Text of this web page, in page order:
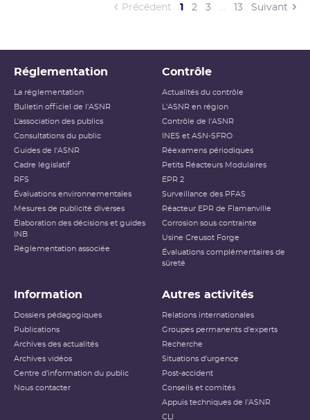
sont maintenant achevés sur l’ensemble des réacteurs nucléaires
Précédent 1 (current)
2 3 … 13 Suivant
Réglementation
La réglementation
Bulletin officiel de l'ASNR
L’association des publics
Consultations du public
Guides de l'ASNR
Cadre législatif
RFS
Évaluations environnementales
Mesures de publicité diverses
Élaboration des décisions et guides
INB
Réglementation associée
Contrôle
Actualités du contrôle
L'ASNR en région
Contrôle de l'ASNR
INES et ASN-SFRO
Réexamens périodiques
Petits Réacteurs Modulaires
EPR 2
Surveillance des PFAS
Réacteur EPR de Flamanville
Corrosion sous contrainte
Usine Creusot Forge
Évaluations complémentaires de
sûreté
Information
Dossiers pédagogiques
Publications
Archives des actualités
Archives vidéos
Centre d'information du public
Nous contacter
Autres activités
Relations internationales
Groupes permanents d'experts
Recherche
Situations d'urgence
Post-accident
Conseils et comités
Appuis techniques de l'ASNR
CLI